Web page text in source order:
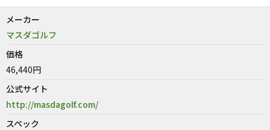
メーカー
マスダゴルフ
価格
46,440円
公式サイト
http://masdagolf.com/
スペック